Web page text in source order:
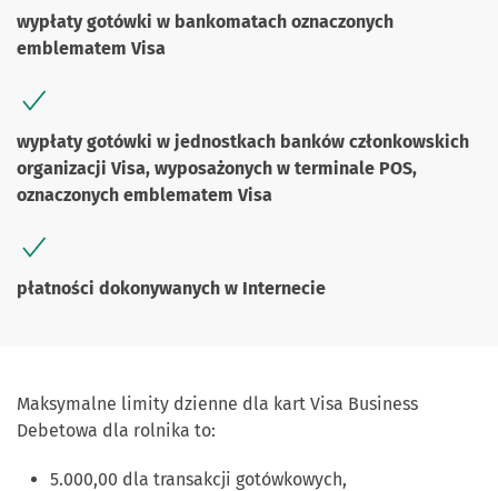
wypłaty gotówki w bankomatach oznaczonych
emblematem Visa
wypłaty gotówki w jednostkach banków członkowskich
organizacji Visa, wyposażonych w terminale POS,
oznaczonych emblematem Visa
płatności dokonywanych w Internecie
Maksymalne limity dzienne dla kart Visa Business
Debetowa dla rolnika to:
5.000,00 dla transakcji gotówkowych,